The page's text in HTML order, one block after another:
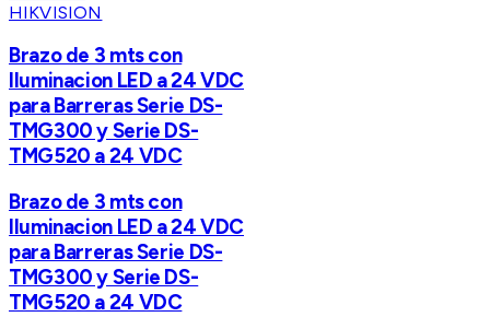
HIKVISION
Brazo de 3 mts con
Iluminacion LED a 24 VDC
para Barreras Serie DS-
TMG300 y Serie DS-
TMG520 a 24 VDC
Brazo de 3 mts con
Iluminacion LED a 24 VDC
para Barreras Serie DS-
TMG300 y Serie DS-
TMG520 a 24 VDC